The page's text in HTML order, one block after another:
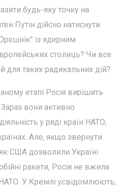
будь-яку точку на
Путін дійсно натиснути
із ядерним
столиць? Чи все
для таких радикальних дій?
етапі Росія вирішить
вони активно
у ряді країн НАТО,
Але, якщо звернути
як США дозволили Україні
ракети, Росія не вжила
У Кремлі усвідомлюють,